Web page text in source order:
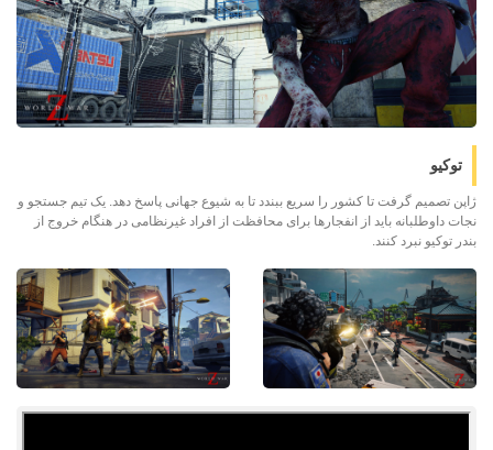
توکیو
ژاپن تصمیم گرفت تا کشور را سریع ببندد تا به شیوع جهانی پاسخ دهد. یک تیم جستجو و
نجات داوطلبانه باید از انفجارها برای محافظت از افراد غیرنظامی در هنگام خروج از
بندر توکیو نبرد کنند.